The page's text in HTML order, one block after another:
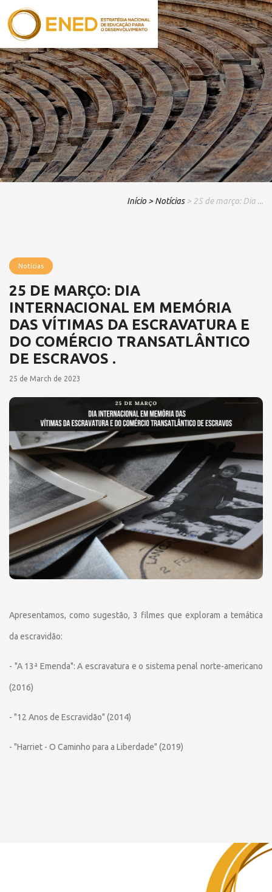
Início > Notícias > 25 de março: Dia ...
Notícias
25 DE MARÇO: DIA
INTERNACIONAL EM MEMÓRIA
DAS VÍTIMAS DA ESCRAVATURA E
DO COMÉRCIO TRANSATLÂNTICO
DE ESCRAVOS .
25 de March de 2023
Apresentamos, como sugestão, 3 filmes que exploram a temática
da escravidão:
- "A 13ª Emenda": A escravatura e o sistema penal norte-americano
(2016)
- "12 Anos de Escravidão" (2014)
- "Harriet - O Caminho para a Liberdade" (2019)